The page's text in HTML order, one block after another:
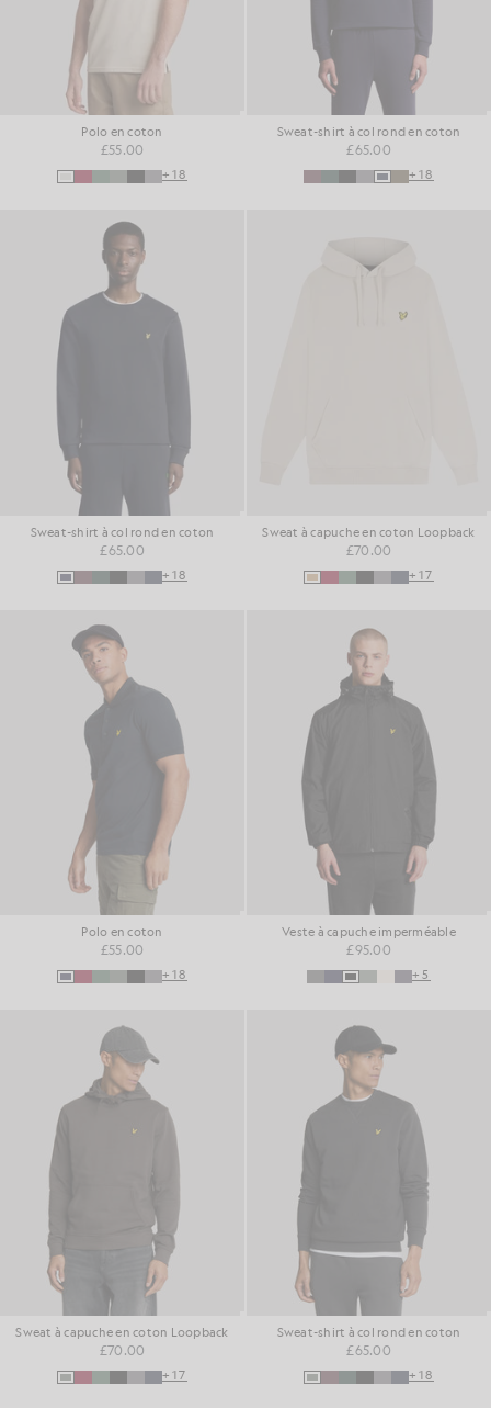
Polo en coton
£55.00
+18
Sweat-shirt à col rond en coton
£65.00
+18
Sweat-shirt à col rond en coton
£65.00
+18
Sweat à capuche en coton Loopback
£70.00
+17
Polo en coton
£55.00
+18
Veste à capuche imperméable
£95.00
+5
Sweat à capuche en coton Loopback
£70.00
+17
Sweat-shirt à col rond en coton
£65.00
+18